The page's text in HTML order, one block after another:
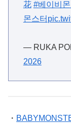
花 #베이비
몬스터
— RUKA
2026